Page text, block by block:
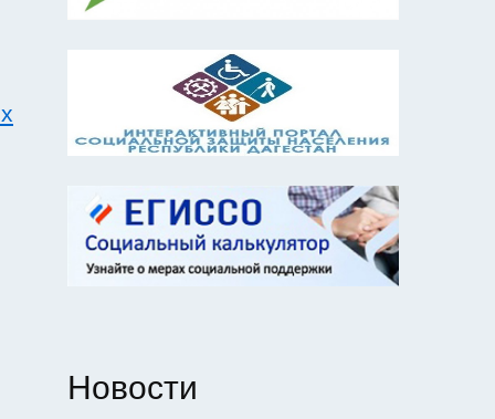
Новости